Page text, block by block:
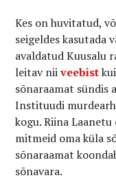
Kes on huvitatud,
seigeldes kasutada
avaldatud Kuusalu
leitav niiveebist
sõnaraamat sündis
Instituudi
kogu. Riina
mitmeid oma küla
sõnaraamat
sõnavara.